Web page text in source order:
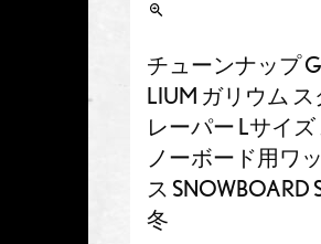
チューンナップ
LIUM ガリウム ス
レーパー Lサイズ
ノーボード用ワ
ス SNOWBOARD
冬